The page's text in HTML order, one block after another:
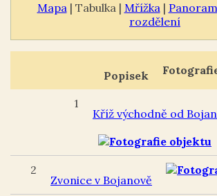
Mapa | Tabulka | Mřížka |
rozdělení
Popisek
1
Kříž východně od
2
Zvonice v Bojanově